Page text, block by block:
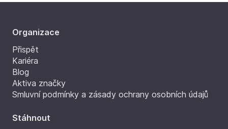
Organizace
Přispět
Kariéra
Blog
Aktiva značky
Smluvní podmínky a zásady ochrany osobních údajů
Stáhnout